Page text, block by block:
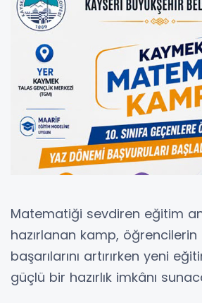
Matematiği sevdiren eğitim
hazırlanan kamp,
başarılarını artırırken yeni
güçlü bir hazırlık imkânı